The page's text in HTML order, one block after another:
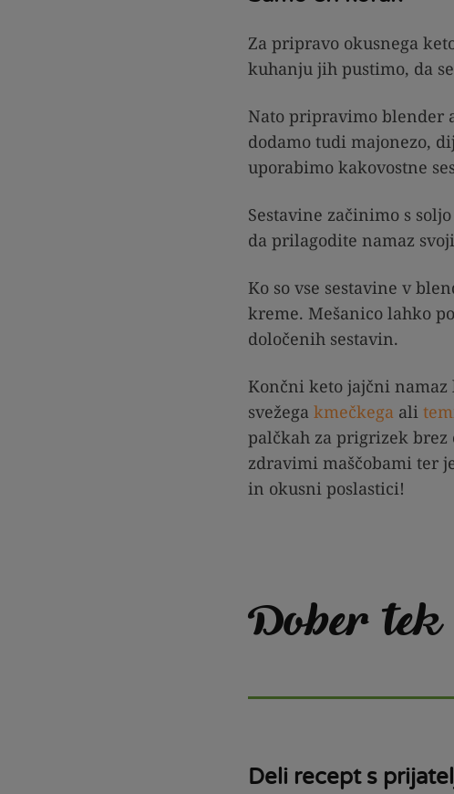
Za pripravo okusnega
kuhanju jih pustimo, da
Nato pripravimo blender
dodamo tudi majonezo,
uporabimo kakovostne
Sestavine začinimo s
da prilagodite namaz
Ko so vse sestavine v
kreme. Mešanico lahko
določenih sestavin.
Končni keto jajčni namaz
svežega kmečkega ali
palčkah za prigrizek
zdravimi maščobami ter
in okusni poslastici!
Dober tek
Deli recept s